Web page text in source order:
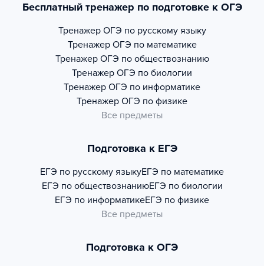
Бесплатный тренажер по подготовке к ОГЭ
Тренажер ОГЭ по русскому языку
Тренажер ОГЭ по математике
Тренажер ОГЭ по обществознанию
Тренажер ОГЭ по биологии
Тренажер ОГЭ по информатике
Тренажер ОГЭ по физике
Все предметы
Подготовка к ЕГЭ
ЕГЭ по русскому языкуЕГЭ по математике
ЕГЭ по обществознаниюЕГЭ по биологии
ЕГЭ по информатикеЕГЭ по физике
Все предметы
Подготовка к ОГЭ